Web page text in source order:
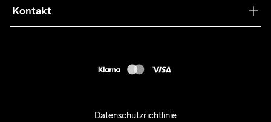
Press
Kundendienst
Kontakt
Datenschutzrichtlinie